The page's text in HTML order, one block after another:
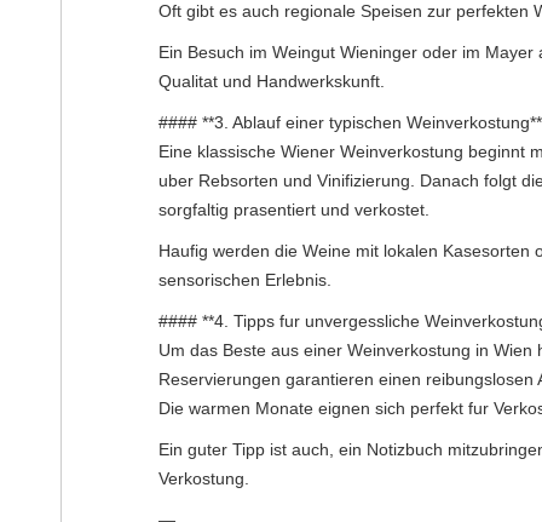
Oft gibt es auch regionale Speisen zur perfekten
Ein Besuch im Weingut Wieninger oder im
Qualitat und Handwerkskunft.
#### **3. Ablauf einer typischen Weinverkostung**
Eine klassische Wiener Weinverkostung beginnt
uber Rebsorten und Vinifizierung. Danach folgt
sorgfaltig prasentiert und verkostet.
Haufig werden die Weine mit lokalen
sensorischen Erlebnis.
#### **4. Tipps fur unvergessliche
Um das Beste aus einer Weinverkostung in
Reservierungen garantieren einen
Die warmen Monate eignen sich perfekt fur
Ein guter Tipp ist auch, ein Notizbuch
Verkostung.